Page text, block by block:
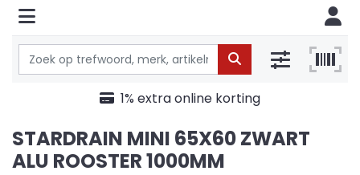
1% extra online korting
STARDRAIN MINI 65X60 ZWART
ALU ROOSTER 1000MM